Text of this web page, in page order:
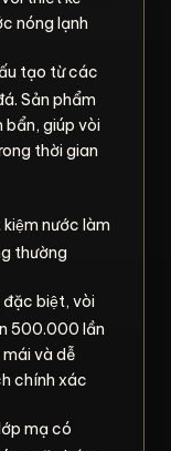
nóng lạnh
tạo từ các
Sản phẩm
bẩn, giúp vòi
thời gian
nước làm
thường
biệt, vòi
500.000 lần
và dễ
chính xác
mạ có